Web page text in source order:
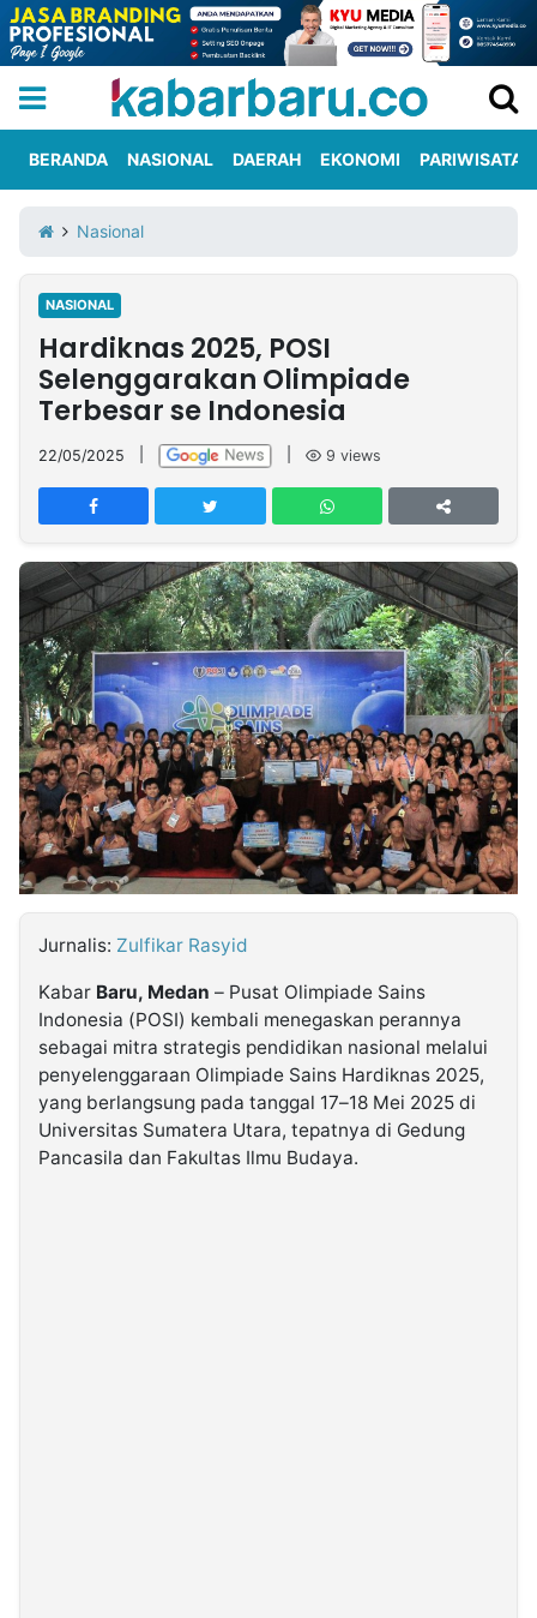
Iklan
Berita
Kami
Nasional
International
Olahraga
Entertainment
Daerah
Pariwisata
Kuliner
Kolom
Network
PT
TREETAN
INDONESIA
Partner
Insight
NTB
Suara
Time
Lens
IDN
Daily
Jogja
Jalan
Rakyat
Idealita
News
Kita
Notice
Dinamikapost.com
Radar
Baru
Seedbacklink
Follow
Kabarbaru
Kabarbaru.co
BERANDA NASIONAL DAERAH EKONOMI PARIWISATA
Nasional
NASIONAL
Hardiknas 2025, POSI
Selenggarakan Olimpiade
Terbesar se Indonesia
22/05/2025 9 views
Jurnalis: Zulfikar Rasyid
Kabar Baru, Medan – Pusat Olimpiade Sains
Indonesia (POSI) kembali menegaskan perannya
sebagai mitra strategis pendidikan nasional melalui
penyelenggaraan Olimpiade Sains Hardiknas 2025,
yang berlangsung pada tanggal 17–18 Mei 2025 di
Universitas Sumatera Utara, tepatnya di Gedung
Pancasila dan Fakultas Ilmu Budaya.